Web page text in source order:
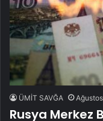
ÜMİT SAVĞA
Rusya Merkez